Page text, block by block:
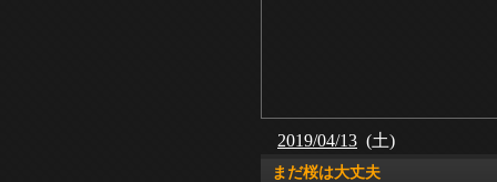
2019/04/13 (土)
まだ桜は大丈夫